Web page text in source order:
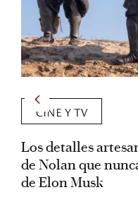
CINE Y TV
Los detalles
de Nolan que
de Elon Musk